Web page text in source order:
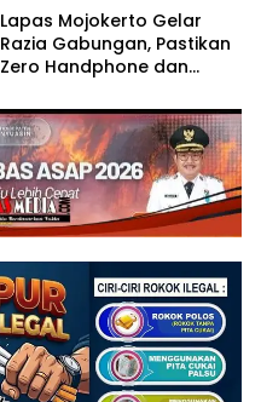
Lapas Mojokerto Gelar
Razia Gabungan, Pastikan
Zero Handphone dan